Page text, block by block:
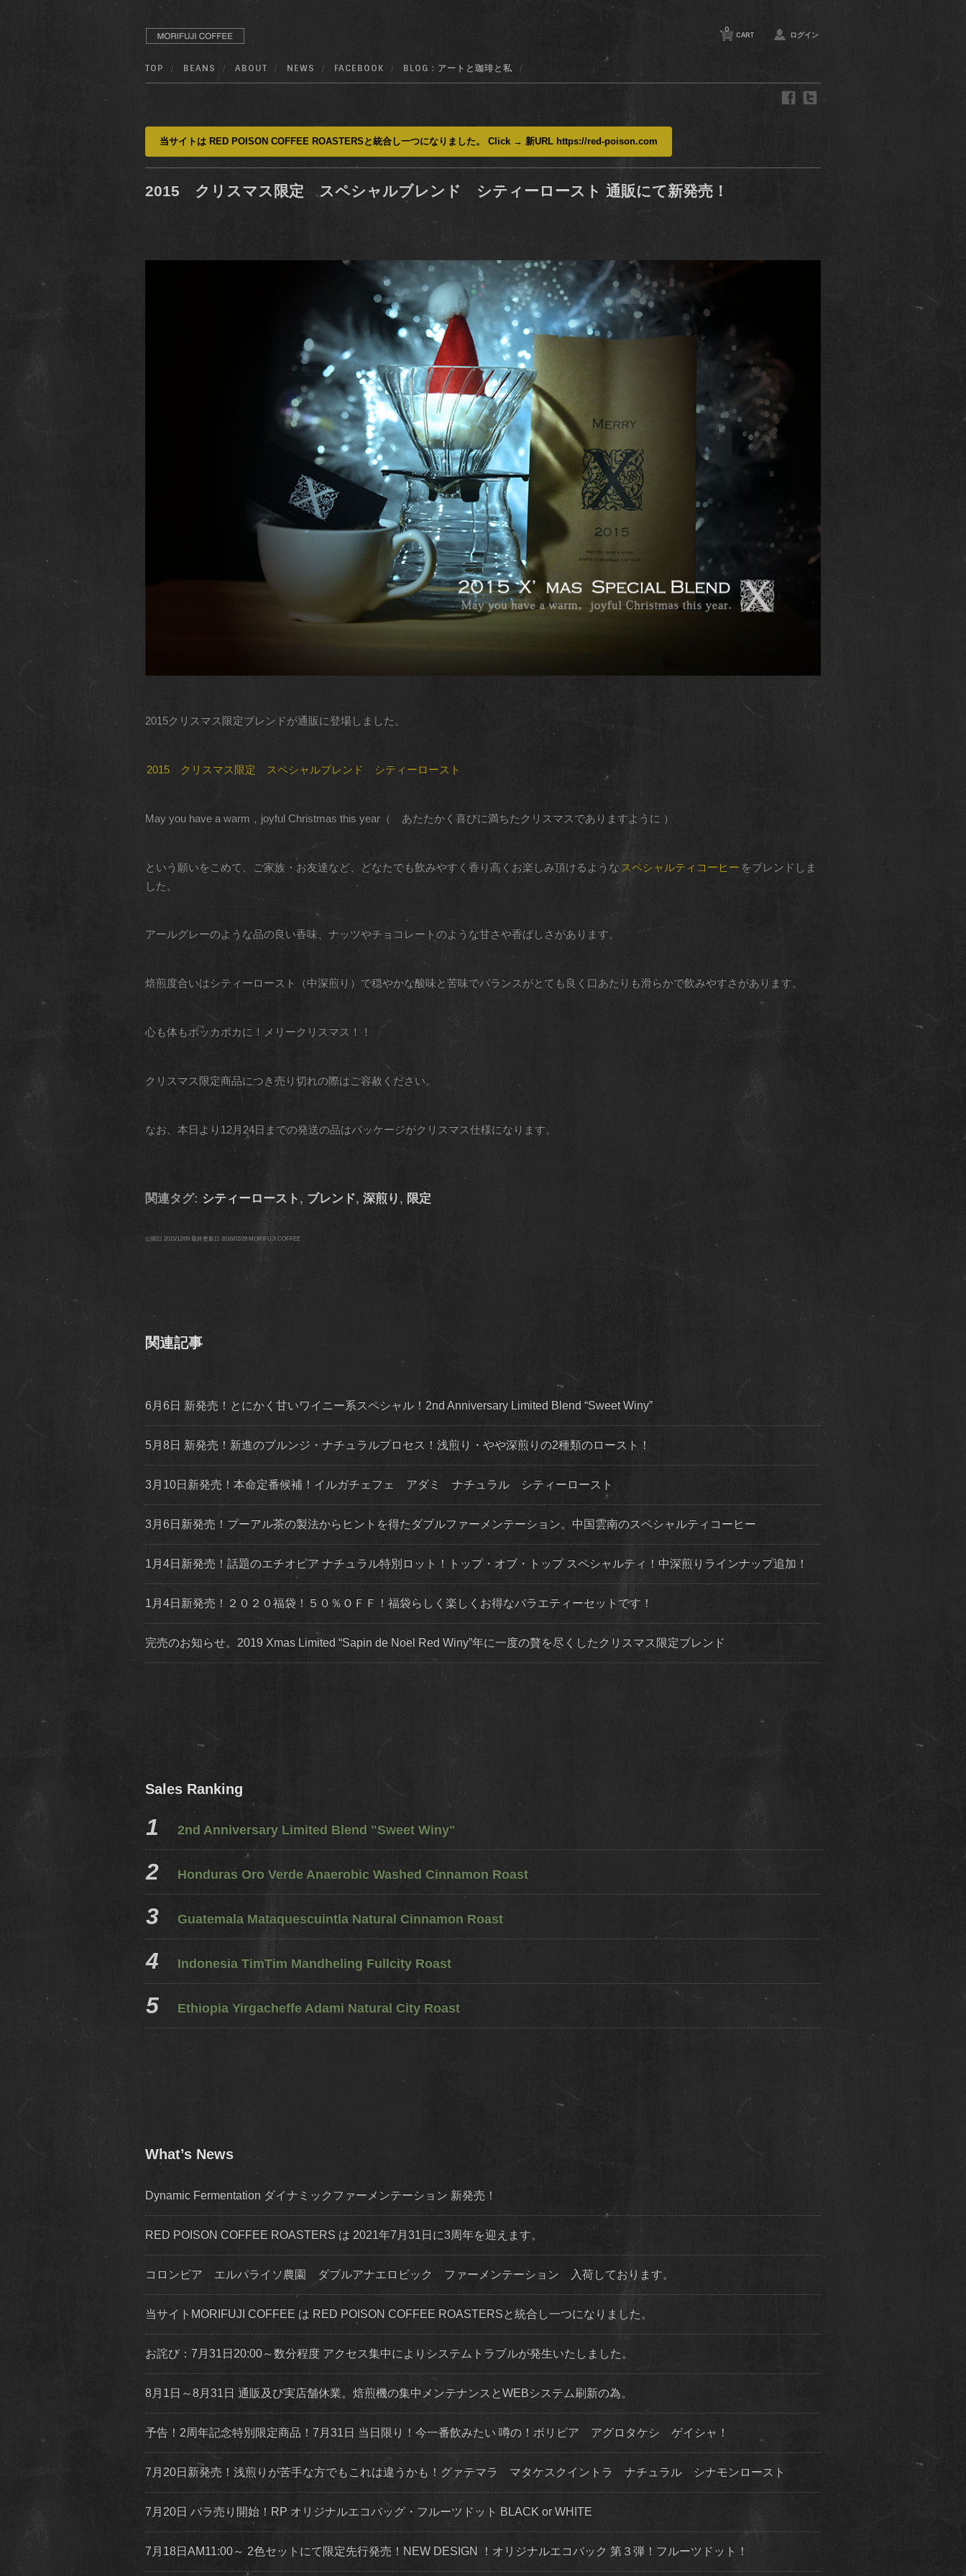
TOP BEANS ABOUT NEWS FACEBOOK BLOG : アートと珈琲と私
CART
0
ログイン
当サイトは RED POISON COFFEE ROASTERSと統合し一つになりました。 Click → 新URL https://red-poison.com
2015 クリスマス限定 スペシャルブレンド シティーロースト 通販にて新発売！
2015クリスマス限定ブレンドが通販に登場しました。
2015 クリスマス限定 スペシャルブレンド シティーロースト
May you have a warm，joyful Christmas this year（ あたたかく喜びに満ちたクリスマスでありますように ）
という願いをこめて、ご家族・お友達など、どなたでも飲みやすく香り高くお楽しみ頂けるような スペシャルティコーヒー をブレンドしま
した。
アールグレーのような品の良い香味、ナッツやチョコレートのような甘さや香ばしさがあります。
焙煎度合いはシティーロースト（中深煎り）で穏やかな酸味と苦味でバランスがとても良く口あたりも滑らかで飲みやすさがあります。
心も体もポッカポカに！メリークリスマス！！
クリスマス限定商品につき売り切れの際はご容赦ください。
なお、本日より12月24日までの発送の品はパッケージがクリスマス仕様になります。
関連タグ: シティーロースト , ブレンド, 深煎り , 限定
公開日 2015/12/09 最終更新日 2016/02/29 MORIFUJI COFFEE
関連記事
6月6日 新発売！とにかく甘いワイニー系スペシャル！2nd Anniversary Limited Blend “Sweet Winy”
5月8日 新発売！新進のブルンジ・ナチュラルプロセス！浅煎り・やや深煎りの2種類のロースト！
3月10日新発売！本命定番候補！イルガチェフェ アダミ ナチュラル シティーロースト
3月6日新発売！プーアル茶の製法からヒントを得たダブルファーメンテーション。中国雲南のスペシャルティコーヒー
1月4日新発売！話題のエチオピア ナチュラル特別ロット！トップ・オブ・トップ スペシャルティ！中深煎りラインナップ追加！
1月4日新発売！２０２０福袋！５０％ＯＦＦ！福袋らしく楽しくお得なバラエティーセットです！
完売のお知らせ。2019 Xmas Limited “Sapin de Noel Red Winy”年に一度の贅を尽くしたクリスマス限定ブレンド
Sales Ranking
2nd Anniversary Limited Blend "Sweet Winy"
Honduras Oro Verde Anaerobic Washed Cinnamon Roast
Guatemala Mataquescuintla Natural Cinnamon Roast
Indonesia TimTim Mandheling Fullcity Roast
Ethiopia Yirgacheffe Adami Natural City Roast
What’s News
Dynamic Fermentation ダイナミックファーメンテーション 新発売！
RED POISON COFFEE ROASTERS は 2021年7月31日に3周年を迎えます。
コロンビア エルパライソ農園 ダブルアナエロビック ファーメンテーション 入荷しております。
当サイトMORIFUJI COFFEE は RED POISON COFFEE ROASTERSと統合し一つになりました。
お詫び：7月31日20:00～数分程度 アクセス集中によりシステムトラブルが発生いたしました。
8月1日～8月31日 通販及び実店舗休業。焙煎機の集中メンテナンスとWEBシステム刷新の為。
予告！2周年記念特別限定商品！7月31日 当日限り！今一番飲みたい 噂の！ボリビア アグロタケシ ゲイシャ！
7月20日新発売！浅煎りが苦手な方でもこれは違うかも！グァテマラ マタケスクイントラ ナチュラル シナモンロースト
7月20日 バラ売り開始！RP オリジナルエコバッグ・フルーツドット BLACK or WHITE
7月18日AM11:00～ 2色セットにて限定先行発売！NEW DESIGN ！オリジナルエコバック 第３弾！フルーツドット！